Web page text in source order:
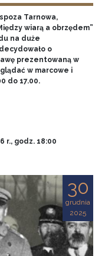
Tarnowa,
wiarą a obrzędem”
na duże
o
prezentowaną w
w marcowe i
do 17.00.
r., godz. 18:00
30
grudnia
2025